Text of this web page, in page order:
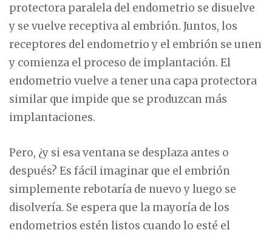
protectora paralela del endometrio se disuelve
y se vuelve receptiva al embrión. Juntos, los
receptores del endometrio y el embrión se unen
y comienza el proceso de implantación. El
endometrio vuelve a tener una capa protectora
similar que impide que se produzcan más
implantaciones.
Pero, ¿y si esa ventana se desplaza antes o
después? Es fácil imaginar que el embrión
simplemente rebotaría de nuevo y luego se
disolvería. Se espera que la mayoría de los
endometrios estén listos cuando lo esté el